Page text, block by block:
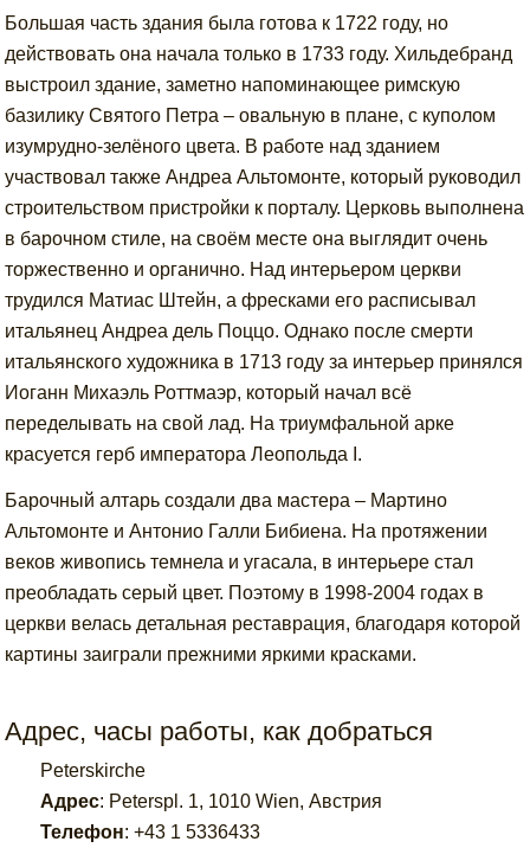
Большая часть здания была готова к 1722 году, но
действовать она начала только в 1733 году. Хильдебранд
выстроил здание, заметно напоминающее римскую
базилику Святого Петра – овальную в плане, с куполом
изумрудно-зелёного цвета. В работе над зданием
участвовал также Андреа Альтомонте, который руководил
строительством пристройки к порталу. Церковь выполнена
в барочном стиле, на своём месте она выглядит очень
торжественно и органично. Над интерьером церкви
трудился Матиас Штейн, а фресками его расписывал
итальянец Андреа дель Поццо. Однако после смерти
итальянского художника в 1713 году за интерьер принялся
Иоганн Михаэль Роттмаэр, который начал всё
переделывать на свой лад. На триумфальной арке
красуется герб императора Леопольда I.
Барочный алтарь создали два мастера – Мартино
Альтомонте и Антонио Галли Бибиена. На протяжении
веков живопись темнела и угасала, в интерьере стал
преобладать серый цвет. Поэтому в 1998-2004 годах в
церкви велась детальная реставрация, благодаря которой
картины заиграли прежними яркими красками.
Адрес, часы работы, как добраться
Peterskirche
Адрес: Peterspl. 1, 1010 Wien, Австрия
Телефон:+43 1 5336433